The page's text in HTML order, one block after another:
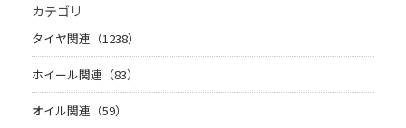
カテゴリ
タイヤ関連（1238）
ホイール関連（83）
オイル関連（59）